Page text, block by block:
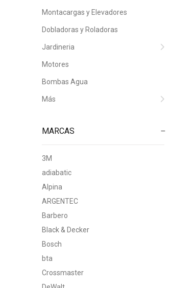
Montacargas y Elevadores
Dobladoras y Roladoras
Jardineria
Motores
Bombas Agua
Más
MARCAS
3M
adiabatic
Alpina
ARGENTEC
Barbero
Black & Decker
Bosch
bta
Crossmaster